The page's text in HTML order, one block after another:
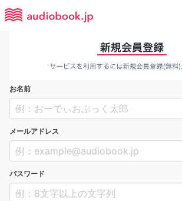
お名前
メールアドレス
パスワード